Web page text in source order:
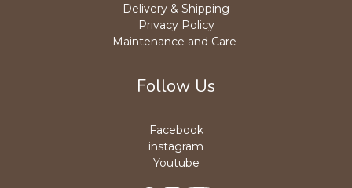
Delivery & Shipping
Privacy Policy
Maintenance and Care
Follow Us
Facebook
instagram
Youtube